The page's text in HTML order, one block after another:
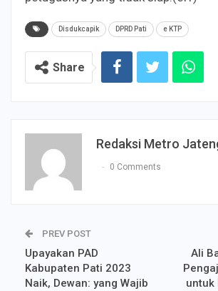
Disdukcapik DPRD Pati e KTP
Share
Redaksi Metro
0 Comments
PREV POST
Upayakan PAD
Kabupaten Pati 2023
Naik, Dewan: yang Wajib
Ali
untuk